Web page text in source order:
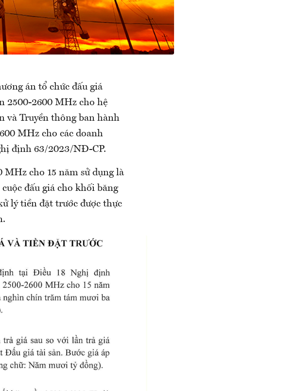
án tổ chức đấu giá
2500-2600 MHz cho hệ
và Truyền thông ban hành
MHz cho các doanh
định 63/2023/NĐ-CP.
MHz cho 15 năm sử dụng là
đấu giá cho khối băng
lý tiền đặt trước được thực